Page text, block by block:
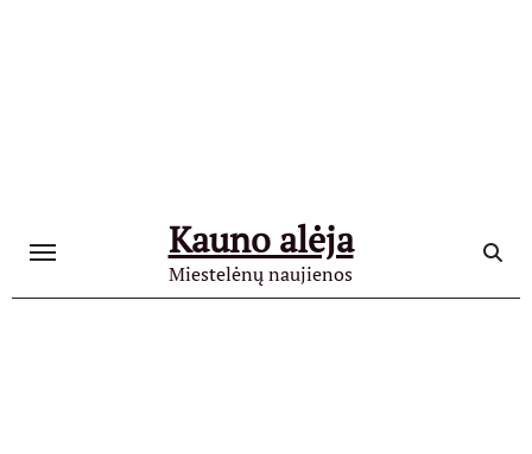
Kauno alėja
Miestelėnų naujienos